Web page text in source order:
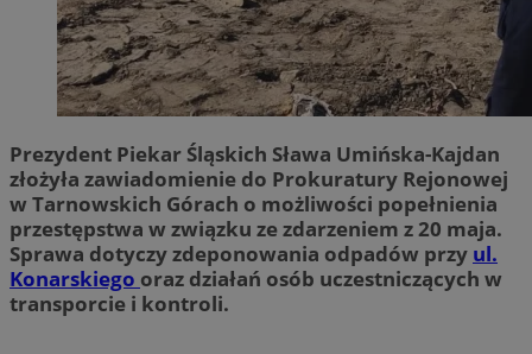
Prezydent Piekar Śląskich Sława Umińska-Kajdan
złożyła zawiadomienie do Prokuratury Rejonowej
w Tarnowskich Górach o możliwości popełnienia
przestępstwa w związku ze zdarzeniem z 20 maja.
Sprawa dotyczy zdeponowania odpadów przy ul.
Konarskiego oraz działań osób uczestniczących w
transporcie i kontroli.